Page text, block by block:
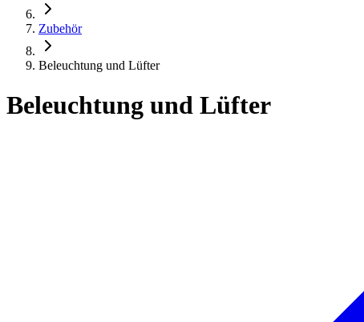
Zubehör
Beleuchtung und Lüfter
Beleuchtung und Lüfter